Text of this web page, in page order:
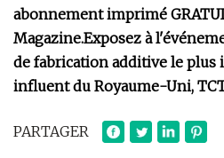
abonnement imprimé
Magazine.Exposez à
de fabrication additive le plus
influent du Royaume-Uni,
PARTAGER